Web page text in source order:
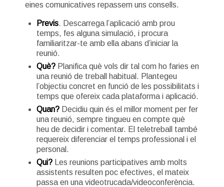
eines comunicatives repassem uns consells.
Previs. Descarrega l’aplicació amb prou
temps, fes alguna simulació, i procura
familiaritzar-te amb ella abans d’iniciar la
reunió.
Què?Planifica què vols dir tal com ho faries en
una reunió de treball habitual. Plantegeu
l’objectiu concret en funció de les possibilitats i
temps que ofereix cada plataforma i aplicació.
Quan?Decidiu quin és el millor moment per fer
una reunió, sempre tingueu en compte què
heu de decidir i comentar. El teletreball també
requereix diferenciar el temps professional i el
personal.
Qui?
Les reunions participatives amb molts
assistents resulten poc efectives, el mateix
passa en una videotrucada/videoconferència.